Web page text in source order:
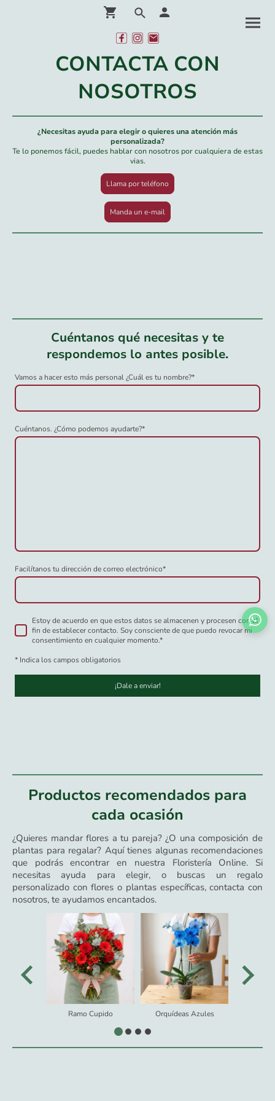
CONTACTA CON
NOSOTROS
¿Necesitas ayuda para elegir o quieres una atención más
personalizada?
Te lo ponemos fácil, puedes hablar con nosotros por cualquiera de estas
vias.
Llama por teléfono
Manda un e-mail
Cuéntanos qué necesitas y te
respondemos lo antes posible.
Vamos a hacer esto más personal ¿Cuál es tu nombre?*
Cuéntanos. ¿Cómo podemos ayudarte?*
Facilítanos tu dirección de correo electrónico*
Estoy de acuerdo en que estos datos se almacenen y procesen con el
fin de establecer contacto. Soy consciente de que puedo revocar mi
consentimiento en cualquier momento.*
* Indica los campos obligatorios
¡Dale a enviar!
Productos recomendados para
cada ocasión
Ramo Cupido Orquídeas Azules
¿Quieres mandar flores a tu pareja? ¿O una composición de
plantas para regalar? Aquí tienes algunas recomendaciones
que podrás encontrar en nuestra Floristería Online. Si
necesitas ayuda para elegir, o buscas un regalo
personalizado con flores o plantas específicas, contacta con
nosotros, te ayudamos encantados.